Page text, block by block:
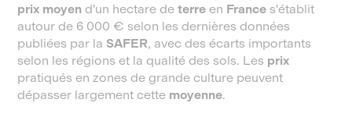
prix moyen d'un hectare deterre en France s'établit
autour de 6 000 € selon les dernières données
publiées par la SAFER, avec des écarts importants
selon les régions et la qualité des sols. Les prix
pratiqués en zones de grande culture peuvent
dépasser largement cette moyenne.